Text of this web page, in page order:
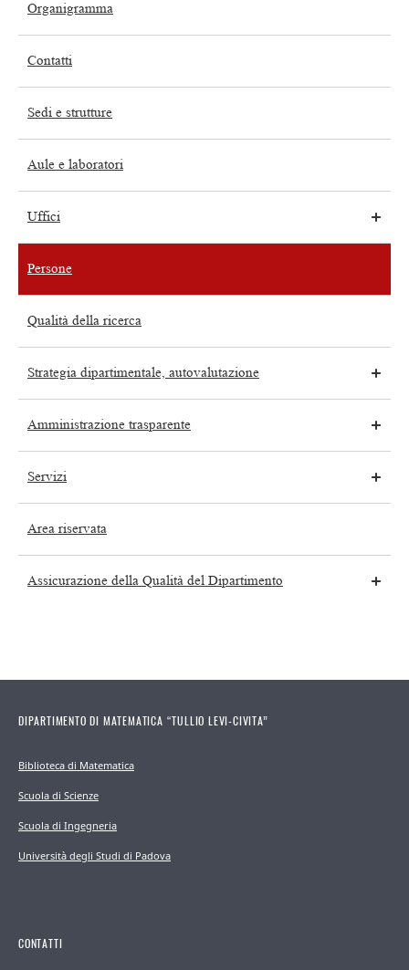
Organigramma
Contatti
Sedi e strutture
Aule e laboratori
Uffici
Persone
Qualità della ricerca
Strategia dipartimentale, autovalutazione
Amministrazione trasparente
Servizi
Area riservata
Assicurazione della Qualità del Dipartimento
DIPARTIMENTO DI MATEMATICA “TULLIO LEVI-CIVITA”
Biblioteca di Matematica
Scuola di Scienze
Scuola di Ingegneria
Università degli Studi di Padova
CONTATTI